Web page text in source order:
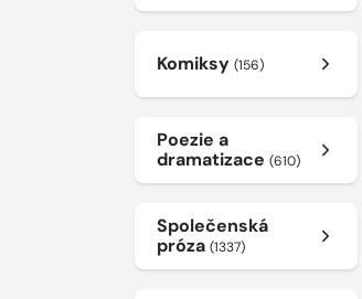
Komiksy (156)
Poezie a
dramatizace (610)
Společenská
próza (1337)